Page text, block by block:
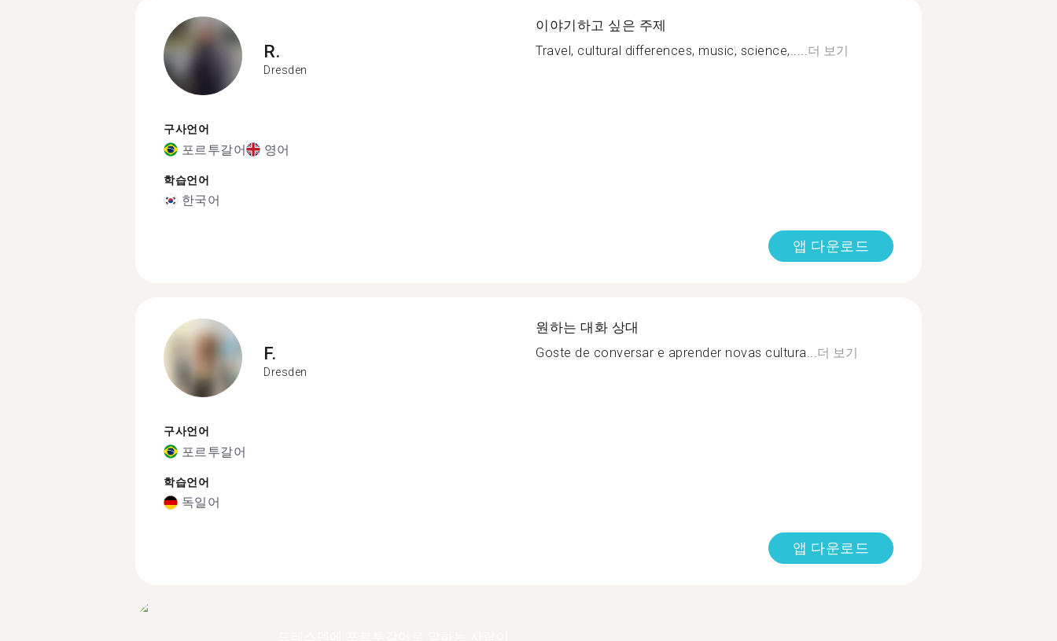
R.
Dresden
구사언어
포르투갈어 영어
학습언어
한국어
이야기하고 싶은 주제
Travel, cultural differences, music, science,.....더 보기
앱 다운로드
F.
Dresden
구사언어
포르투갈어
학습언어
독일어
원하는 대화 상대
Goste de conversar e aprender novas cultura...더 보기
앱 다운로드